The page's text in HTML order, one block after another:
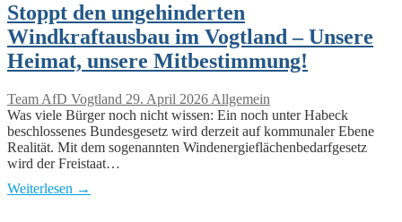
Stoppt den ungehinderten
Windkraftausbau im Vogtland – Unsere
Heimat, unsere Mitbestimmung!
Team AfD Vogtland 29. April 2026 Allgemein
Was viele Bürger noch nicht wissen: Ein noch unter Habeck
beschlossenes Bundesgesetz wird derzeit auf kommunaler Ebene
Realität. Mit dem sogenannten Windenergieflächenbedarfgesetz
wird der Freistaat…
Weiterlesen →